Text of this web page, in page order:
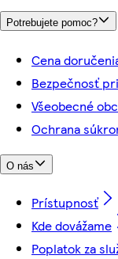
Potrebujete pomoc?
Cena
Bezpečnosť
Všeobecné
Ochrana
O nás
Prístupnosť
Kde dovážame
Poplatok za